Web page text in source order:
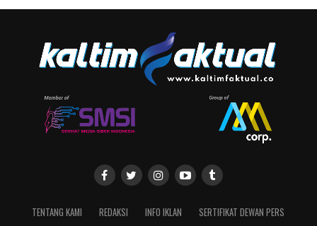
TENTANG KAMI REDAKSI INFO IKLAN
SERTIFIKAT DEWAN PERS